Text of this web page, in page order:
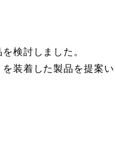
検討しました。
装着した製品を提案